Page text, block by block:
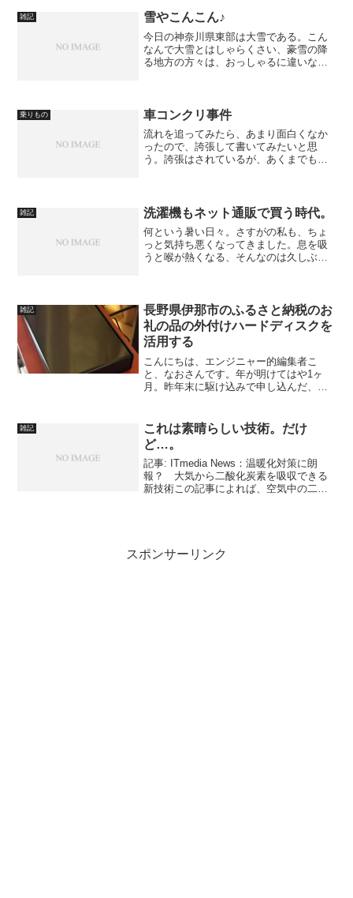
けますが、メスばかりでオスは初めてで
した。ひっくり返って起き...
雑記 雪やこんこん♪
今日の神奈川県東部は大雪である。こん
なんで大雪とはしゃらくさい、豪雪の降
る地方の方々は、おっしゃるに違いな
いる間よりは、一晩越し...
乗りもの 車コンクリ事件
流れを追ってみたら、あまり面白くなか
ったので、誇張して書いてみたいと思
う。誇張はされているが、あくまでもノ
は、分譲マンションに10年...
雑記 洗濯機もネット通販で買う時代。
何という暑い日々。さすがの私も、ちょ
っと気持ち悪くなってきました。息を吸
うと喉が熱くなる、そんなのは久しぶり
刻も早く洗いたいのに、洗濯...
雑記
長野県伊那市のふるさと納税のお
礼の品の外付けハードディスクを
活用する
こんにちは、エンジニャー的編集者こ
と、なおさんです。年が明けてはや1ヶ
月。昨年末に駆け込みで申し込んだ、ふ
けハードディスク。そう、ふるさと納税
は食べ物や飲み物ばかりじゃ...
雑記
これは素晴らしい技術。だけ
ど…。
記事: ITmedia News：温暖化対策に朗
報？ 大気から二酸化炭素を吸収できる
新技術この記事によれば、空気中の二酸
スポンサーリンク